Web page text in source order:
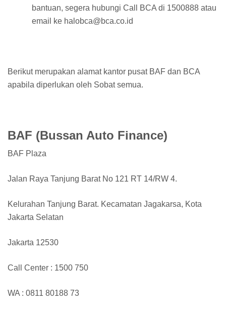
bantuan, segera hubungi Call BCA di 1500888 atau
email ke halobca@bca.co.id
Berikut merupakan alamat kantor pusat BAF dan BCA
apabila diperlukan oleh Sobat semua.
BAF (Bussan Auto Finance)
BAF Plaza
Jalan Raya Tanjung Barat No 121 RT 14/RW 4.
Kelurahan Tanjung Barat. Kecamatan Jagakarsa, Kota
Jakarta Selatan
Jakarta 12530
Call Center : 1500 750
WA : 0811 80188 73